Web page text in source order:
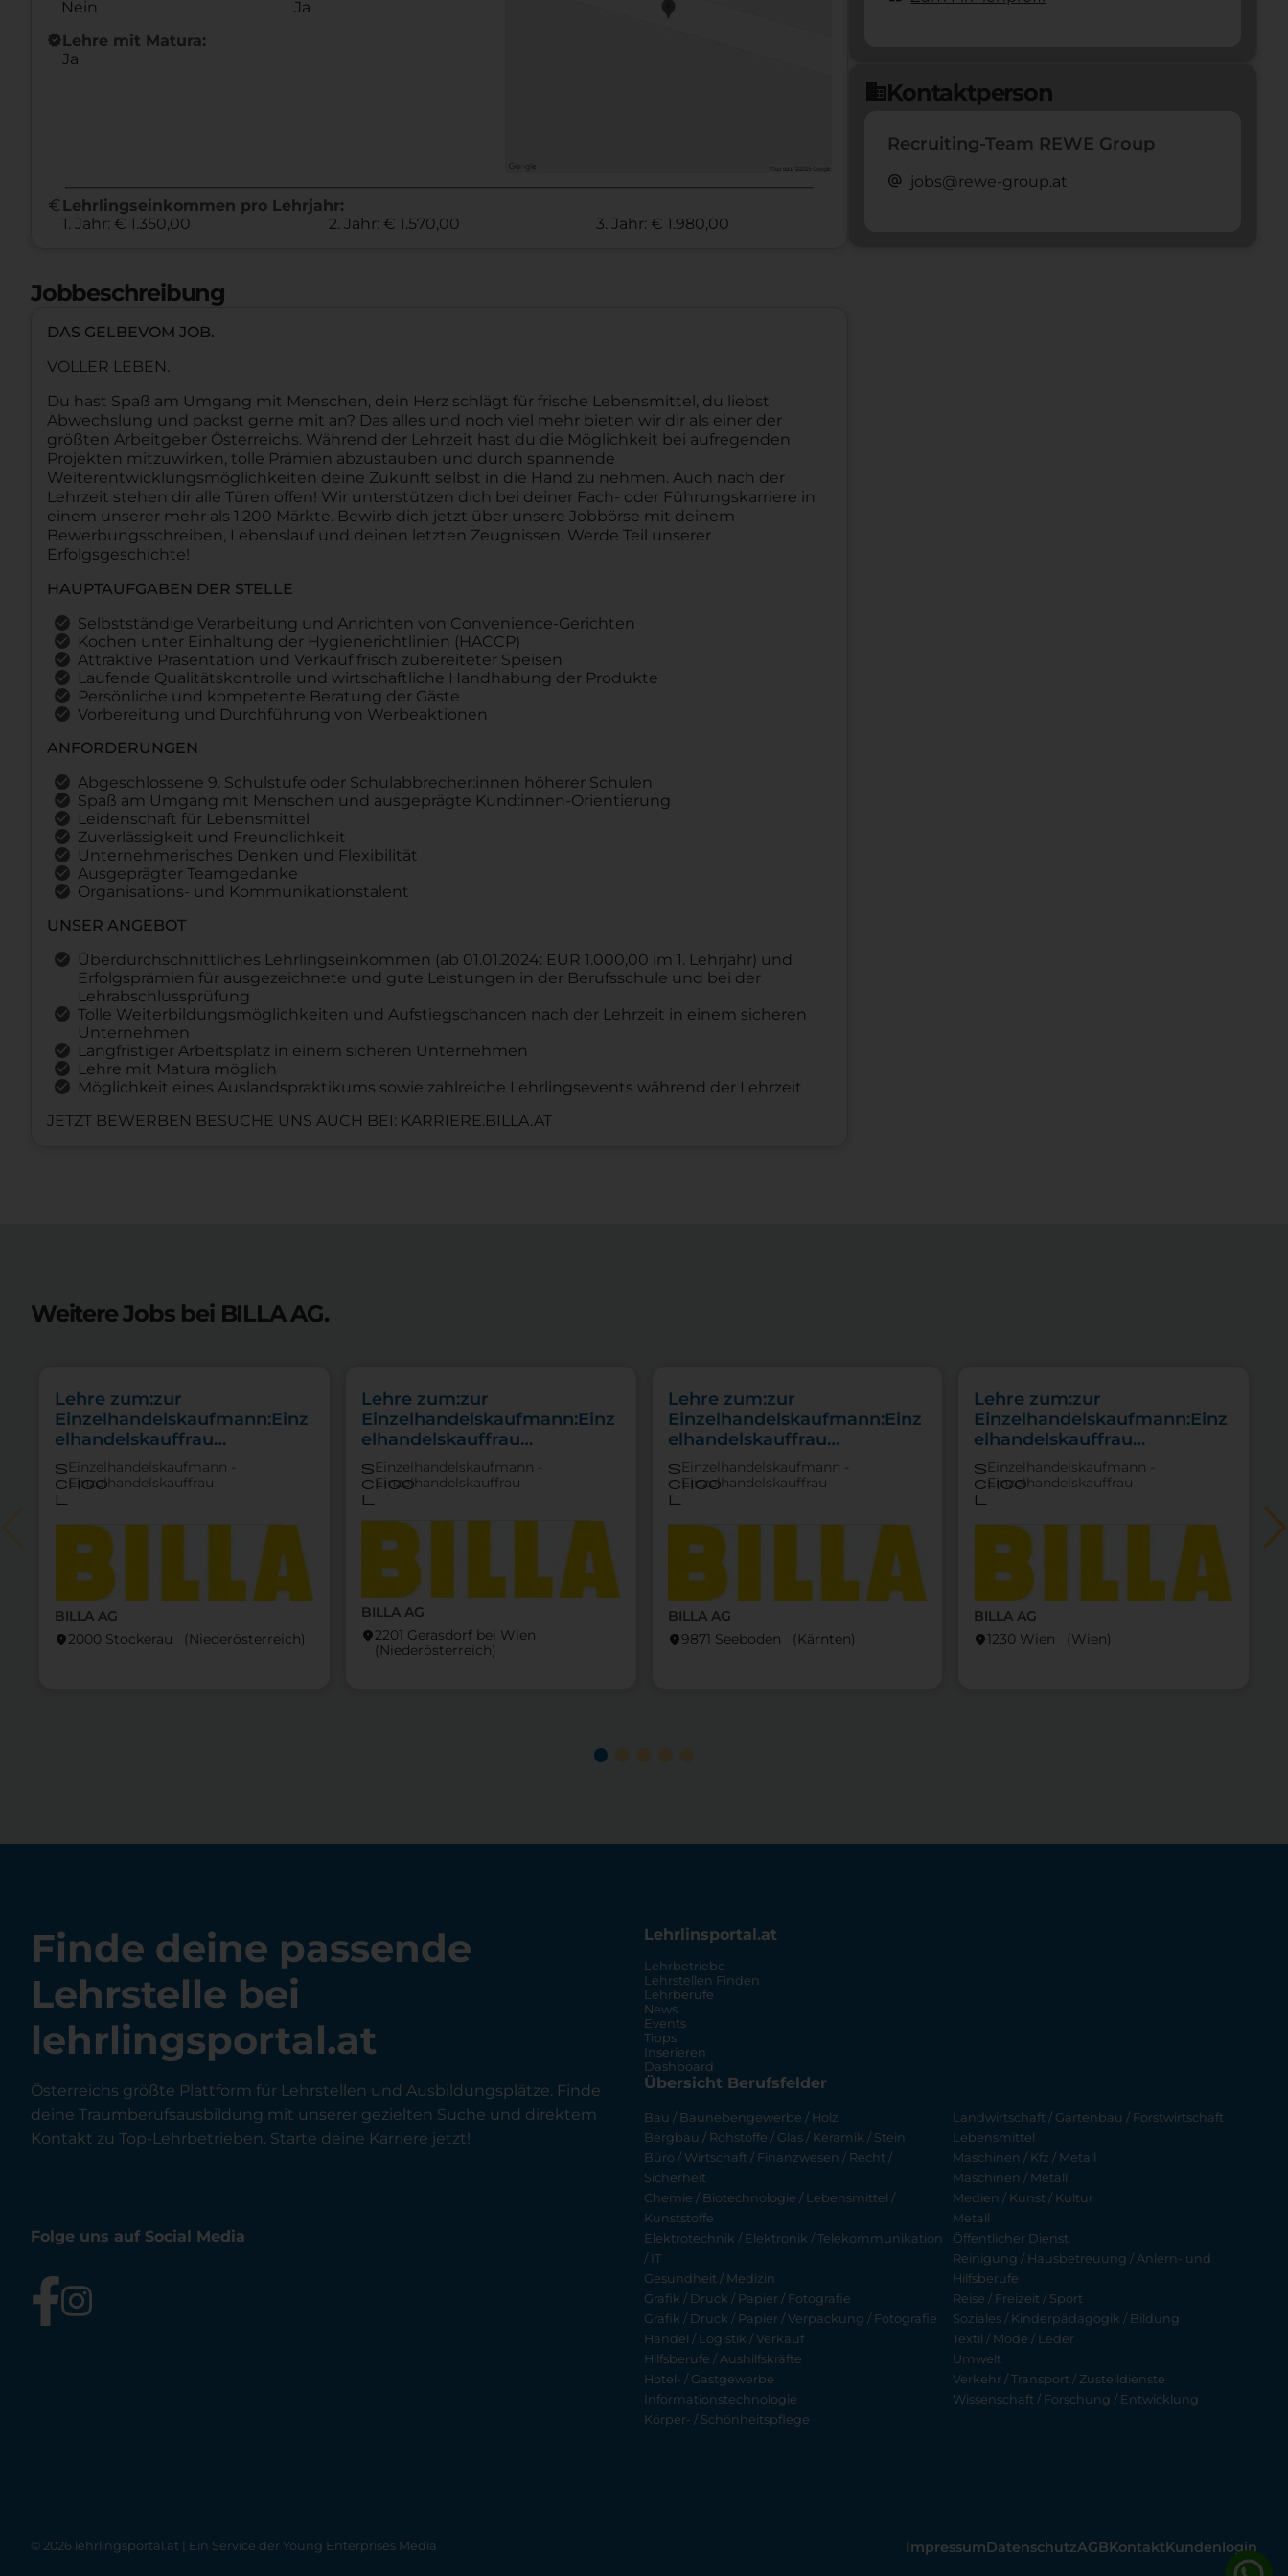
Nein
Ja
new_releasesLehre mit Matura:
Ja
euro Lehrlingseinkommen pro Lehrjahr:
1. Jahr: € 1.350,00
2. Jahr: € 1.570,00 3. Jahr: € 1.980,00
Jobbeschreibung
DAS GELBEVOM JOB.
VOLLER LEBEN.
Du hast Spaß am Umgang mit Menschen, dein Herz schlägt für frische Lebensmittel, du liebst
Abwechslung und packst gerne mit an? Das alles und noch viel mehr bieten wir dir als einer der
größten Arbeitgeber Österreichs. Während der Lehrzeit hast du die Möglichkeit bei aufregenden
Projekten mitzuwirken, tolle Prämien abzustauben und durch spannende
Weiterentwicklungsmöglichkeiten deine Zukunft selbst in die Hand zu nehmen. Auch nach der
Lehrzeit stehen dir alle Türen offen! Wir unterstützen dich bei deiner Fach- oder Führungskarriere in
einem unserer mehr als 1.200 Märkte. Bewirb dich jetzt über unsere Jobbörse mit deinem
Bewerbungsschreiben, Lebenslauf und deinen letzten Zeugnissen. Werde Teil unserer
Erfolgsgeschichte!
HAUPTAUFGABEN DER STELLE
Selbstständige Verarbeitung und Anrichten von Convenience-Gerichten
Kochen unter Einhaltung der Hygienerichtlinien (HACCP)
Attraktive Präsentation und Verkauf frisch zubereiteter Speisen
Laufende Qualitätskontrolle und wirtschaftliche Handhabung der Produkte
Persönliche und kompetente Beratung der Gäste
Vorbereitung und Durchführung von Werbeaktionen
ANFORDERUNGEN
Abgeschlossene 9. Schulstufe oder Schulabbrecher:innen höherer Schulen
Spaß am Umgang mit Menschen und ausgeprägte Kund:innen-Orientierung
Leidenschaft für Lebensmittel
Zuverlässigkeit und Freundlichkeit
Unternehmerisches Denken und Flexibilität
Ausgeprägter Teamgedanke
Organisations- und Kommunikationstalent
UNSER ANGEBOT
Überdurchschnittliches Lehrlingseinkommen (ab 01.01.2024: EUR 1.000,00 im 1. Lehrjahr) und
Erfolgsprämien für ausgezeichnete und gute Leistungen in der Berufsschule und bei der
Lehrabschlussprüfung
Tolle Weiterbildungsmöglichkeiten und Aufstiegschancen nach der Lehrzeit in einem sicheren
Unternehmen
Langfristiger Arbeitsplatz in einem sicheren Unternehmen
Lehre mit Matura möglich
Möglichkeit eines Auslandspraktikums sowie zahlreiche Lehrlingsevents während der Lehrzeit
JETZT BEWERBEN BESUCHE UNS AUCH BEI: KARRIERE.BILLA.AT
domainKontaktperson
Recruiting-Team REWE Group
alternate_email jobs@rewe-group.at
Weitere Jobs bei BILLA AG.
BILLA AG
location_on2000 Stockerau (Nieder­österreich)
Lehre zum:zur
Einzelhandelskaufmann:Einz
elhandelskauffrau
Schwerpunkt Lebensmittel
s
choo
l
Einzelhandelskaufmann -
Einzelhandelskauffrau
BILLA AG
location_on2201 Gerasdorf bei Wien
(Nieder­österreich)
Lehre zum:zur
Einzelhandelskaufmann:Einz
elhandelskauffrau
Schwerpunkt
Feinkostfachverkauf
s
choo
l
Einzelhandelskaufmann -
Einzelhandelskauffrau
BILLA AG
location_on9871 Seeboden (Kärnten)
Lehre zum:zur
Einzelhandelskaufmann:Einz
elhandelskauffrau
Schwerpunkt
Feinkostfachverkauf
s
choo
l
Einzelhandelskaufmann -
Einzelhandelskauffrau
BILLA AG
location_on1230 Wien (Wien)
Lehre zum:zur
Einzelhandelskaufmann:Einz
elhandelskauffrau
Schwerpunkt
Feinkostfachverkauf
s
choo
l
Einzelhandelskaufmann -
Einzelhandelskauffrau
Finde deine passende
Lehrstelle bei
lehrlingsportal.at
Österreichs größte Plattform für Lehrstellen und Ausbildungsplätze. Finde
deine Traumberufsausbildung mit unserer gezielten Suche und direktem
Kontakt zu Top-Lehrbetrieben. Starte deine Karriere jetzt!
Folge uns auf Social Media
Lehrlinsportal.at
Lehrbetriebe
Lehrstellen Finden
Lehrberufe
News
Events
Tipps
Inserieren
Dashboard
Übersicht Berufsfelder
Bau / Baunebengewerbe / Holz
Bergbau / Rohstoffe / Glas / Keramik / Stein
Büro / Wirtschaft / Finanzwesen / Recht /
Sicherheit
Chemie / Biotechnologie / Lebensmittel /
Kunststoffe
Elektrotechnik / Elektronik / Telekommunikation
/ IT
Gesundheit / Medizin
Grafik / Druck / Papier / Fotografie
Grafik / Druck / Papier / Verpackung / Fotografie
Handel / Logistik / Verkauf
Hilfsberufe / Aushilfskräfte
Hotel- / Gastgewerbe
Informationstechnologie
Körper- / Schönheitspflege
Landwirtschaft / Gartenbau / Forstwirtschaft
Lebensmittel
Maschinen / Kfz / Metall
Maschinen / Metall
Medien / Kunst / Kultur
Metall
Öffentlicher Dienst
Reinigung / Hausbetreuung / Anlern- und
Hilfsberufe
Reise / Freizeit / Sport
Soziales / Kinderpädagogik / Bildung
Textil / Mode / Leder
Umwelt
Verkehr / Transport / Zustelldienste
Wissenschaft / Forschung / Entwicklung
© 2026 lehrlingsportal.at | Ein Service der Young Enterprises Media ImpressumDatenschutzAGBKontaktKundenlogin